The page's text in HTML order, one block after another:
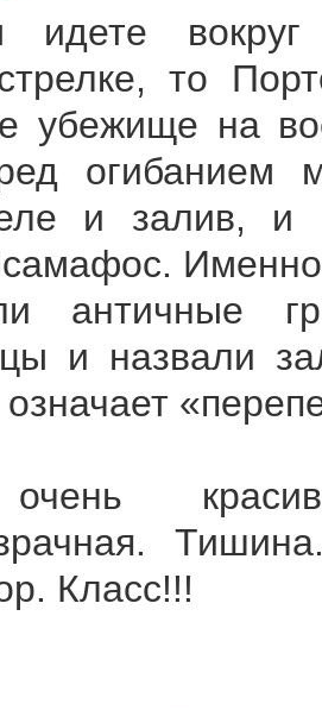
вокруг
то
убежище на
огибанием
и залив, и
античные
и назвали
Класс!!!